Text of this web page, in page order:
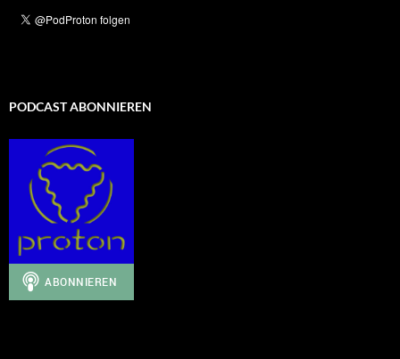
PODCAST ABONNIEREN